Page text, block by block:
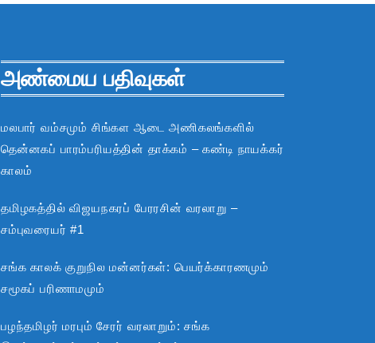
அண்மைய பதிவுகள்
மலபார் வம்சமும் சிங்கள ஆடை அணிகலங்களில்
தென்னகப் பாரம்பரியத்தின் தாக்கம் – கண்டி நாயக்கர்
காலம்
தமிழகத்தில் விஜயநகரப் பேரரசின் வரலாறு –
சம்புவரையர் #1
சங்க காலக் குறுநில மன்னர்கள்: பெயர்க்காரணமும்
சமூகப் பரிணாமமும்
பழந்தமிழர் மரபும் சேரர் வரலாறும்: சங்க